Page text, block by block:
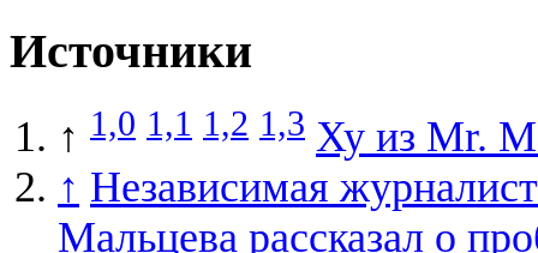
Источники
↑ 1,0 1,1 1,2 1,3 Ху из Мr.
↑ Независимая
Мальцева рассказал о